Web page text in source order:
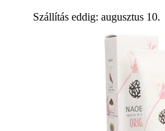
Szállítás eddig: augusztus 10.